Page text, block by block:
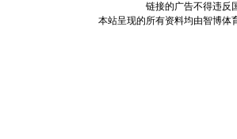
链接的广告不得违反
本站呈现的所有资料均由智博体